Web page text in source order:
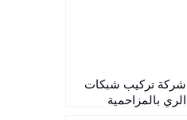
شركة تركيب شبكات
الري بالمزاحمية